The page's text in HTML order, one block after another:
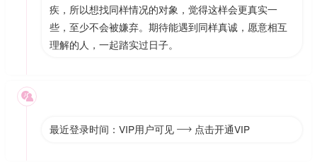
疾，所以想找同样情况的对象，觉得这样会更真实一
些，至少不会被嫌弃。期待能遇到同样真诚，愿意相互
理解的人，一起踏实过日子。

最近登录时间：VIP用户可见  点击开通VIP